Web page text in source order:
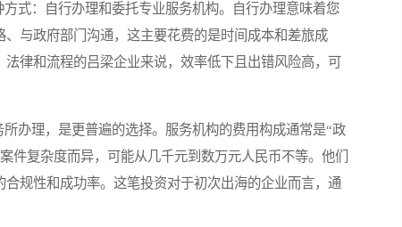
：自行办理和委托专业服务机构。自行办理意味着您
与政府部门沟通，这主要花费的是时间成本和差旅成
律和流程的吕梁企业来说，效率低下且出错风险高，可
理，是更普遍的选择。服务机构的费用构成通常是“政
件复杂度而异，可能从几千元到数万元人民币不等。他们
规性和成功率。这笔投资对于初次出海的企业而言，通